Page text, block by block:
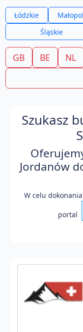
Łódzkie
Śląskie
GB BE NL
Szukasz
Jordanów
W celu
portal